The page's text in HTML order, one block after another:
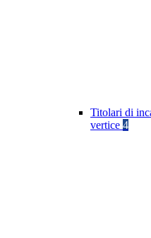
Titolari di
vertice 4